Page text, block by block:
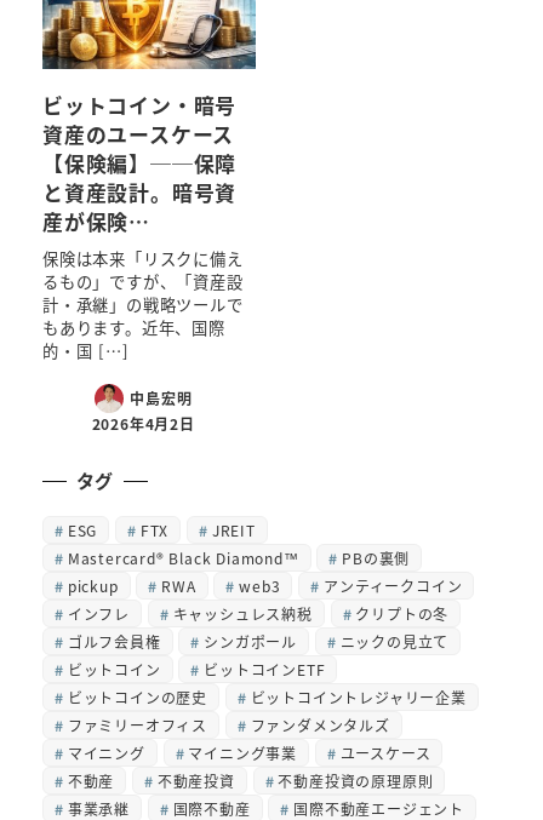
ビットコイン・暗号
資産のユースケース
【保険編】──保障
と資産設計。暗号資
産が保険…
保険は本来「リスクに備え
るもの」ですが、「資産設
計・承継」の戦略ツールで
もあります。近年、国際
的・国 […]
中島宏明
2026年4月2日
タグ
ESG FTX
JREIT
Mastercard® Black Diamond™
PBの裏側
pickup
RWA web3
アンティークコイン
インフレ
キャッシュレス納税
クリプトの冬
ゴルフ会員権
シンガポール
ニックの見立て
ビットコイン
ビットコインETF
ビットコインの歴史
ビットコイントレジャリー企業
ファミリーオフィス
ファンダメンタルズ
マイニング
マイニング事業
ユースケース
不動産
不動産投資
不動産投資の原理原則
事業承継
国際不動産
国際不動産エージェント